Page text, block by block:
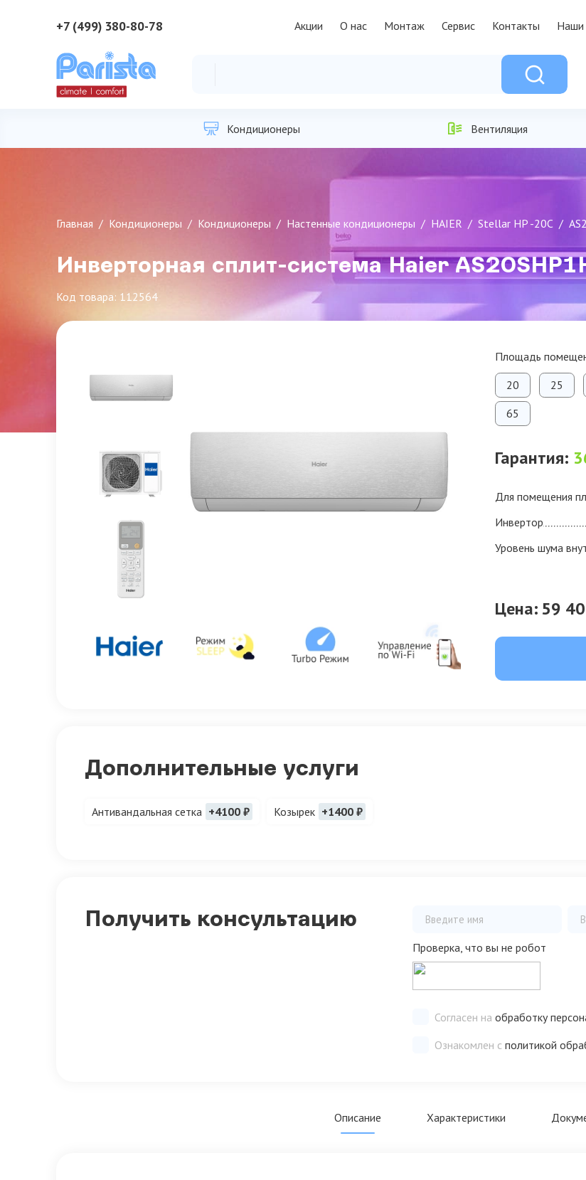
+7 (499) 380-80-78 Акции О нас Монтаж Сервис Контакты Наши
Кондиционеры Вентиляция
Главная Кондиционеры Кондиционеры Настенные кондиционеры HAIER Stellar HP -20С
Инверторная сплит-система Haier
Код товара: 112564
Площадь
20 25
65
Гарантия:
Для помещения
Инвертор
Уровень шума
Цена: 59
Дополнительные услуги
Антивандальная сетка +4100 ₽ Козырек +1400 ₽
Получить консультацию
Проверка, что вы не робот
Согласен наобработку
Ознакомлен сполитикой
Описание Характеристики